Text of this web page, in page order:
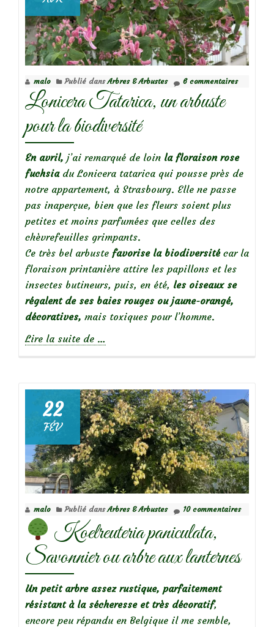
malo Publié dansArbres & Arbustes 6 commentaires
Lonicera Tatarica, un arbuste
pour la biodiversité
En avril, j’ai remarqué de loin la floraison rose
fuchsiadu Lonicera tatarica qui pousse près de
notre appartement, à Strasbourg. Elle ne passe
pas inaperçue, bien que les fleurs soient plus
petites et moins parfumées que celles des
chèvrefeuilles grimpants.
Ce très bel arbuste favorise la biodiversitécar la
floraison printanière attire les papillons et les
insectes butineurs, puis, en été, les oiseaux se
régalent de ses baies rouges ou jaune-orangé,
décoratives, mais toxiques pour l’homme.
Lire la suite de
un
arbuste
pour
la
biodiversité
…
22
FÉV
malo Publié dansArbres & Arbustes 10 commentaires
Koelreuteria paniculata,
Savonnier ou arbre aux lanternes
Un petit arbre assez rustique, parfaitement
résistant à la sécheresse et très décoratif,
encore peu répandu en Belgique il me semble,